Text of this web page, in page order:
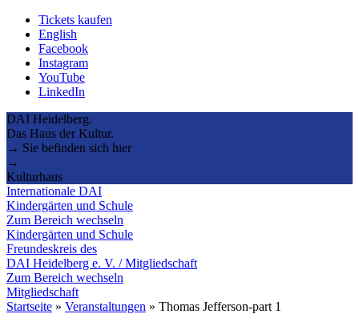
Tickets kaufen
English
Facebook
Instagram
YouTube
LinkedIn
DAI Heidelberg.
Das Haus der Kultur.
→ Sie befinden sich hier
→
Kulturhaus
Internationale DAI
Kindergärten und Schule
Zum Bereich wechseln
Kindergärten und Schule
Freundeskreis des
DAI Heidelberg e. V. / Mitgliedschaft
Zum Bereich wechseln
Mitgliedschaft
Startseite » Veranstaltungen » Thomas Jefferson-part 1